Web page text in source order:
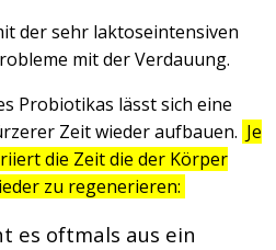
der sehr laktoseintensiven
mit der Verdauung.
Probiotikas lässt sich eine
Zeit wieder aufbauen. Je
die Zeit die der Körper
zu regenerieren:
es oftmals aus ein